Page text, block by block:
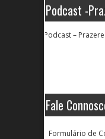
Podcast -
Podcast –
Fale
Formulário de